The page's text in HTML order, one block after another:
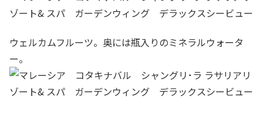
ウェルカムフルーツ。奥には瓶入りのミネラルウォータ
ー。